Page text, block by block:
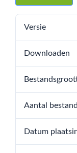
Versie
Downloaden
Aantal
Datum